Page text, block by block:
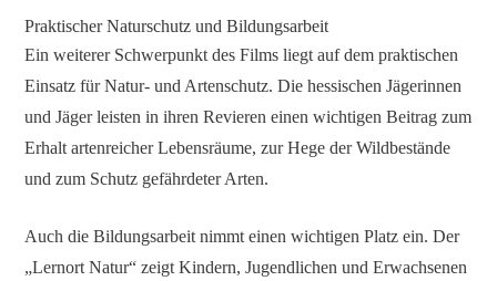
Praktischer Naturschutz und Bildungsarbeit
Ein weiterer Schwerpunkt des Films liegt auf dem praktischen
Einsatz für Natur- und Artenschutz. Die hessischen Jägerinnen
und Jäger leisten in ihren Revieren einen wichtigen Beitrag zum
Erhalt artenreicher Lebensräume, zur Hege der Wildbestände
und zum Schutz gefährdeter Arten.
Auch die Bildungsarbeit nimmt einen wichtigen Platz ein. Der
„Lernort Natur“ zeigt Kindern, Jugendlichen und Erwachsenen